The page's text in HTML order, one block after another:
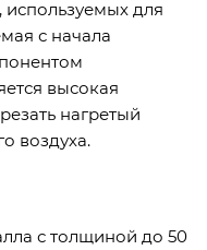
для
с начала
высокая
нагретый
воздуха.
с толщиной до 50